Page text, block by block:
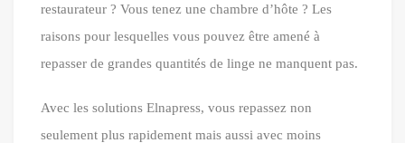
restaurateur ? Vous tenez une chambre d’hôte ? Les
raisons pour lesquelles vous pouvez être amené à
repasser de grandes quantités de linge ne manquent pas.
Avec les solutions Elnapress, vous repassez non
seulement plus rapidement mais aussi avec moins